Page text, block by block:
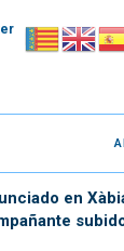
en